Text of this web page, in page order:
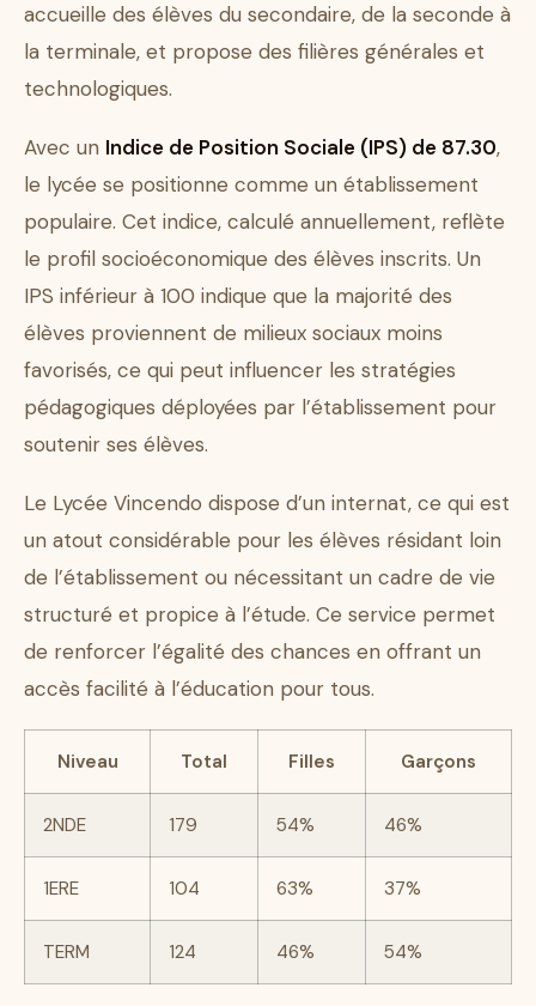
accueille des élèves du secondaire, de la seconde à
la terminale, et propose des filières générales et
technologiques.
Avec un Indice de Position Sociale (IPS) de 87.30,
le lycée se positionne comme un établissement
populaire. Cet indice, calculé annuellement, reflète
le profil socioéconomique des élèves inscrits. Un
IPS inférieur à 100 indique que la majorité des
élèves proviennent de milieux sociaux moins
favorisés, ce qui peut influencer les stratégies
pédagogiques déployées par l’établissement pour
soutenir ses élèves.
Le Lycée Vincendo dispose d’un internat, ce qui est
un atout considérable pour les élèves résidant loin
de l’établissement ou nécessitant un cadre de vie
structuré et propice à l’étude. Ce service permet
de renforcer l’égalité des chances en offrant un
accès facilité à l’éducation pour tous.
Niveau Total Filles Garçons
2NDE 179 54% 46%
1ERE 104 63% 37%
TERM 124 46% 54%